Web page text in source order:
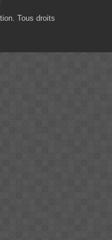
Tous droits